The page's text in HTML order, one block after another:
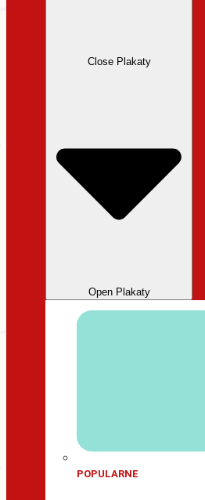
Close Plakaty
Open Plakaty
POPULARNE